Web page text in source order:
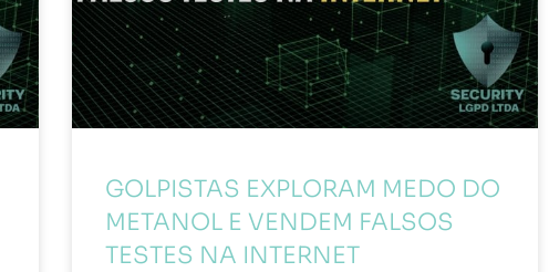
GOLPISTAS EXPLORAM MEDO DO
METANOL E VENDEM FALSOS
TESTES NA INTERNET